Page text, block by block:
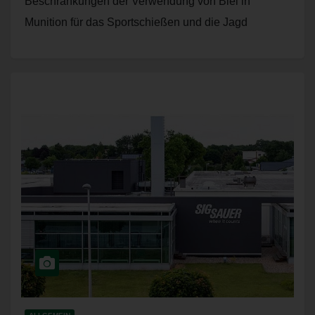
Munition für das Sportschießen und die Jagd
werden getrennt von allen durch eine betroffene Person
angegebenen personenbezogenen Daten gespeichert.
personenbezogenen Daten dabei an den für die Verarbeitung
Verantwortlichen übermittelt werden, ergibt sich aus der
jeweiligen Eingabemaske, die für die Registrierung verwendet
wird. Die von der betroffenen Person eingegebenen
personenbezogenen Daten werden ausschließlich für die
interne Verwendung bei dem für die Verarbeitung
Verantwortlichen und für eigene Zwecke erhoben und
Weitergabe an einen oder mehrere Auftragsverarbeiter,
beispielsweise einen Paketdienstleister, veranlassen, der die
personenbezogenen Daten ebenfalls ausschließlich für eine
interne Verwendung, die dem für die Verarbeitung